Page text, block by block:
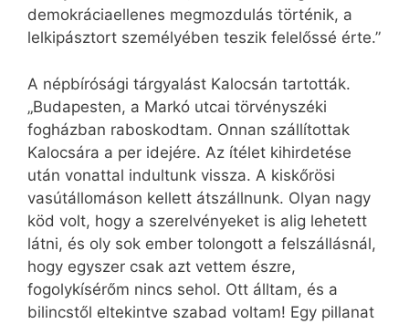
demokráciaellenes megmozdulás történik, a
lelkipásztort személyében teszik felelőssé érte.”
A népbírósági tárgyalást Kalocsán tartották.
„Budapesten, a Markó utcai törvényszéki
fogházban raboskodtam. Onnan szállítottak
Kalocsára a per idejére. Az ítélet kihirdetése
után vonattal indultunk vissza. A kiskőrösi
vasútállomáson kellett átszállnunk. Olyan nagy
köd volt, hogy a szerelvényeket is alig lehetett
látni, és oly sok ember tolongott a felszállásnál,
hogy egyszer csak azt vettem észre,
fogolykísérőm nincs sehol. Ott álltam, és a
bilincstől eltekintve szabad voltam! Egy pillanat